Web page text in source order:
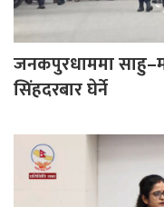
जनकपुरधाममा
सिंहदरबार घेर्ने